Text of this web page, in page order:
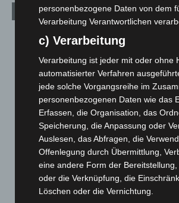
Aktuelle Beiträge
Kunst trifft Weingenuss: Barbara-Susann
Werke im Jacques’ Wein-Depot Isernhagen
8. August 2026
A2: Zweite Turbobaustelle startet
8. August 2026
Niedersachsen: Feuerwehrkräfte kehren
Waldbrandeinsatz aus Spanien zurück
Hannover: Erste Tigermücken-Population
entdeckt
personenbezogene Daten von dem
Verarbeitung Verantwortlichen
c) Verarbeitung
Verarbeitung ist jeder mit oder ohne
automatisierter Verfahren
jede solche Vorgangsreihe im
personenbezogenen Daten wie das
Erfassen, die Organisation, das
Speicherung, die Anpassung oder
Auslesen, das Abfragen, die
Offenlegung durch Übermittlung,
eine andere Form der Bereitstellung,
oder die Verknüpfung, die
Löschen oder die Vernichtung.